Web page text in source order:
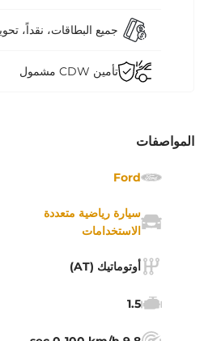
جميع البطاقات، نقداً،
تأمين CDW مشمول
المواصفات
Ford
سيارة رياضية متعددة
الاستخدامات
أوتوماتيك (AT)
1.5